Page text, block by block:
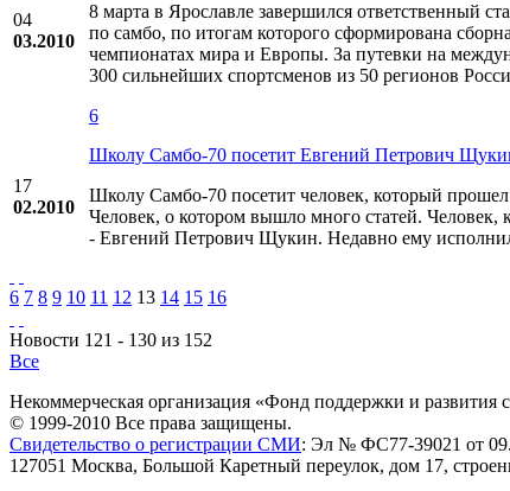
04
03.2010
8 марта в Ярославле завершился ответственный
по самбо, по итогам которого сформирована
чемпионатах мира и Европы. За путевки на
300 сильнейших спортсменов из 50 регионов
6
17
02.2010
Школу Cамбо-70 посетит Евгений Петрович
Школу Cамбо-70 посетит человек, который
Человек, о котором вышло много статей. Человек,
- Евгений Петрович Щукин. Недавно ему
6 7 8 9 10 11 12 13 14 15 16
Новости 121 - 130 из 152
Все
Некоммерческая организация «Фонд поддержки и развития
© 1999-2010 Все права защищены.
Свидетельство о регистрации СМИ: Эл № ФС77-39021 от
127051 Москва, Большой Каретный переулок, дом 17,